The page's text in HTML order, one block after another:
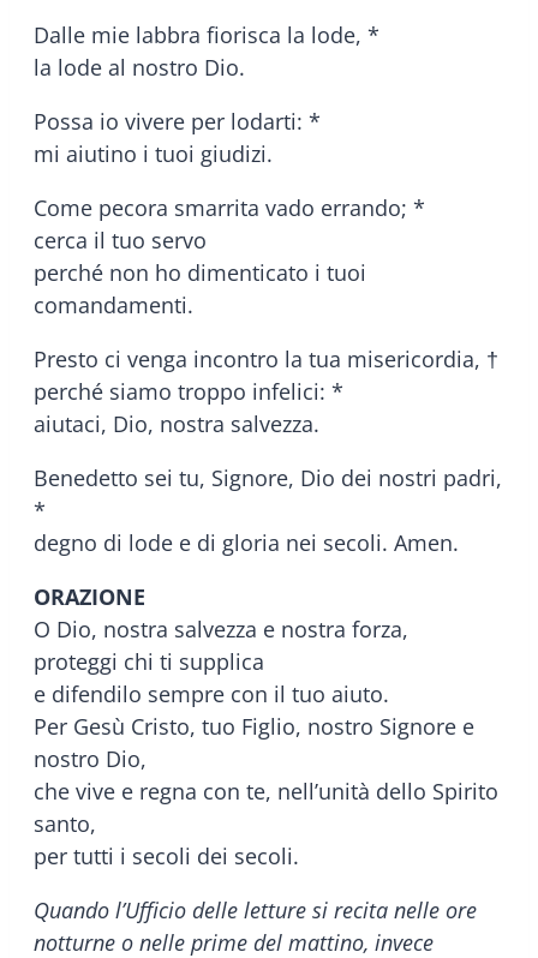
Dalle mie labbra fiorisca la lode, *
la lode al nostro Dio.
Possa io vivere per lodarti: *
mi aiutino i tuoi giudizi.
Come pecora smarrita vado errando; *
cerca il tuo servo
perché non ho dimenticato i tuoi
comandamenti.
Presto ci venga incontro la tua misericordia, †
perché siamo troppo infelici: *
aiutaci, Dio, nostra salvezza.
Benedetto sei tu, Signore, Dio dei nostri padri,
*
degno di lode e di gloria nei secoli. Amen.
ORAZIONE
O Dio, nostra salvezza e nostra forza,
proteggi chi ti supplica
e difendilo sempre con il tuo aiuto.
Per Gesù Cristo, tuo Figlio, nostro Signore e
nostro Dio,
che vive e regna con te, nell’unità dello Spirito
santo,
per tutti i secoli dei secoli.
Quando l’Ufficio delle letture si recita nelle ore
notturne o nelle prime del mattino, invece